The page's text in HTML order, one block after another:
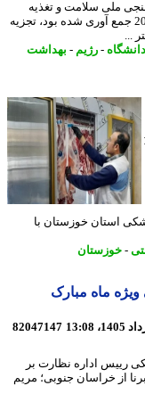
پاسخ از نظرسنجی ملی سلامت و تغذیه
که بین سال های 2017 تا 2020 و 2021 تا 2023 جمع آوری شده بود، تجزیه
-رژیم- بهداشت
خوزستان با
خوزستان
ماه مبارک
82047147
اداره نظارت بر
خراسان جنوبی؛ مریم